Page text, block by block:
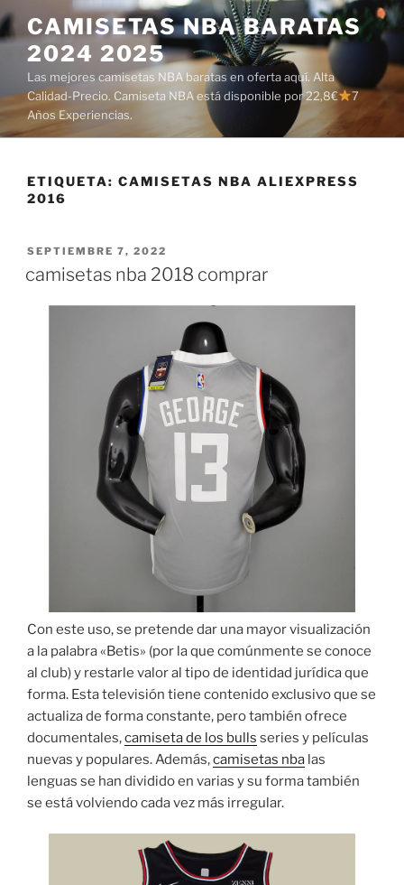
Saltar
al
contenido
CAMISETAS NBA BARATAS
2024 2025
Las mejores camisetas NBA baratas en oferta aquí. Alta
Calidad-Precio. Camiseta NBA está disponible por 22,8€
7
Años Experiencias.
ETIQUETA: CAMISETAS NBA ALIEXPRESS
2016
PUBLICADO
SEPTIEMBRE 7, 2022
camisetas nba 2018 comprar
Con este uso, se pretende dar una mayor visualización
a la palabra «Betis» (por la que comúnmente se conoce
al club) y restarle valor al tipo de identidad jurídica que
forma. Esta televisión tiene contenido exclusivo que se
actualiza de forma constante, pero también ofrece
documentales,camiseta de los bulls series y películas
nuevas y populares. Además,camisetas nba las
lenguas se han dividido en varias y su forma también
se está volviendo cada vez más irregular.